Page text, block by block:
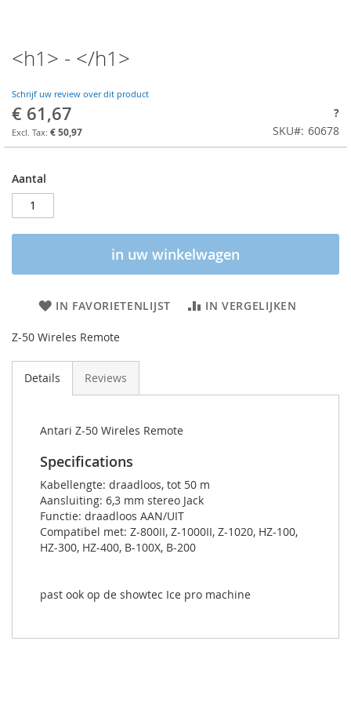
<h1> - </h1>
Schrijf uw review over dit product
€ 61,67
€ 50,97
?
SKU
60678
Aantal
in uw winkelwagen
IN FAVORIETENLIJST IN VERGELIJKEN
Z-50 Wireles Remote
Details Reviews
Antari Z-50 Wireles Remote
Specifications
Kabellengte: draadloos, tot 50 m
Aansluiting: 6,3 mm stereo Jack
Functie: draadloos AAN/UIT
Compatibel met: Z-800II, Z-1000II, Z-1020, HZ-100,
HZ-300, HZ-400, B-100X, B-200
past ook op de showtec Ice pro machine